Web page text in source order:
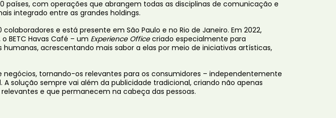
países, com operações que abrangem todas as disciplinas de comunicação e
integrado entre as grandes holdings.
e está presente em São Paulo e no Rio de Janeiro. Em 2022,
BETC Havas Café – um Experience Officecriado especialmente para
humanas, acrescentando mais sabor a elas por meio de iniciativas artísticas,
negócios, tornando-os relevantes para os consumidores – independentemente
solução sempre vai além da publicidade tradicional, criando não apenas
e que permanecem na cabeça das pessoas.